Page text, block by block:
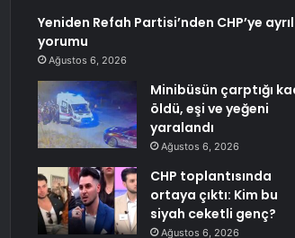
Yeniden Refah Partisi’nden CHP’ye
yorumu
Ağustos 6, 2026
Minibüsün çarptığı
öldü, eşi ve yeğeni
yaralandı
Ağustos 6, 2026
CHP toplantısında
ortaya çıktı: Kim bu
siyah ceketli genç?
Ağustos 6, 2026